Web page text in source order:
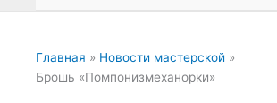
Главная
Новости мастерской
Брошь «Помпонизмеханорки»